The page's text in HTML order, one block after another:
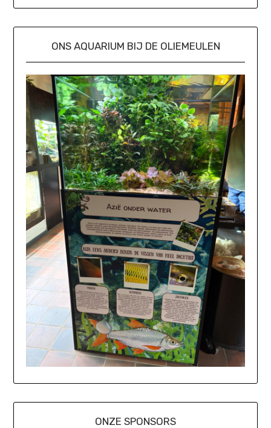
ONS AQUARIUM BIJ DE OLIEMEULEN
ONZE SPONSORS